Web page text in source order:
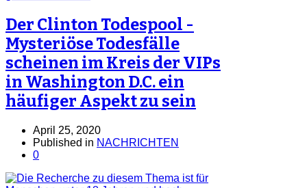
Der Clinton Todespool -
Mysteriöse Todesfälle
scheinen im Kreis der VIPs
in Washington D.C. ein
häufiger Aspekt zu sein
April 25, 2020
Published in NACHRICHTEN
0